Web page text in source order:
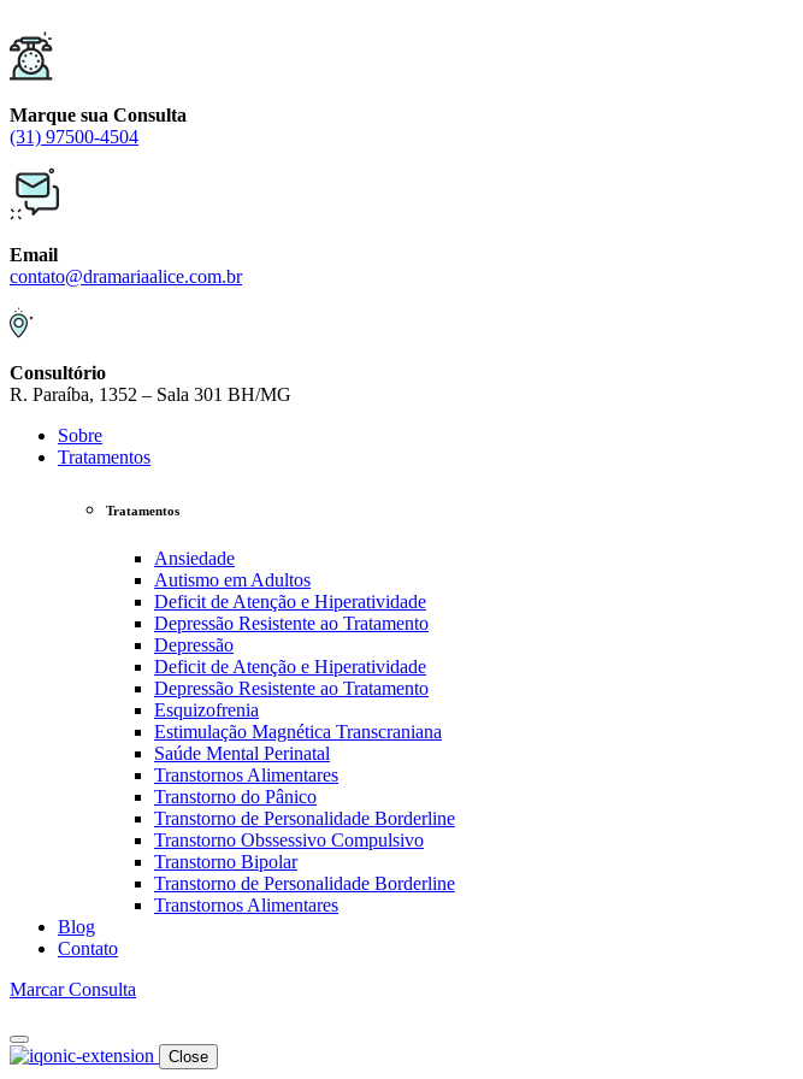
to
content
Marque sua Consulta
(31) 97500-4504
Email
contato@dramariaalice.com.br
Consultório
R. Paraíba, 1352 – Sala 301 BH/MG
Sobre
Tratamentos
Tratamentos
Ansiedade
Autismo em Adultos
Deficit de Atenção e Hiperatividade
Depressão Resistente ao Tratamento
Depressão
Deficit de Atenção e Hiperatividade
Depressão Resistente ao Tratamento
Esquizofrenia
Estimulação Magnética Transcraniana
Saúde Mental Perinatal
Transtornos Alimentares
Transtorno do Pânico
Transtorno de Personalidade Borderline
Transtorno Obssessivo Compulsivo
Transtorno Bipolar
Transtorno de Personalidade Borderline
Transtornos Alimentares
Blog
Contato
Marcar Consulta
Close